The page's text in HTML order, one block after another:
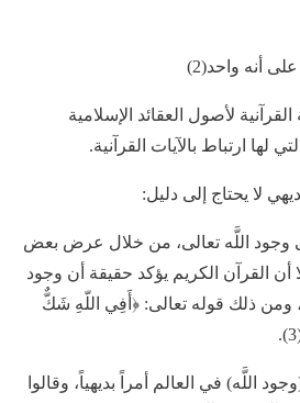
أنه واحد(2)
لأصول العقائد الإسلامية
لها ارتباط بالآيات القرآنية.
لا يحتاج إلى دليل:
وجود اللَّه تعالى، من خلال عرض بعض
أن القرآن الكريم يؤكد حقيقة أن وجود
ومن ذلك قوله تعالى: ﴿أَفِي اللّهِ شَكٌّ
اللَّه) في العالم أمراً بديهياً، وقالوا